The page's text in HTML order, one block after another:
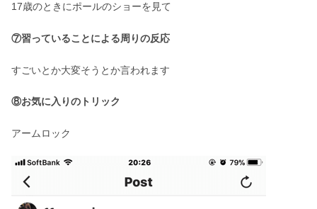
17歳のときにポールのショーを見て
⑦習っていることによる周りの反応
すごいとか大変そうとか言われます
⑧お気に入りのトリック
アームロック